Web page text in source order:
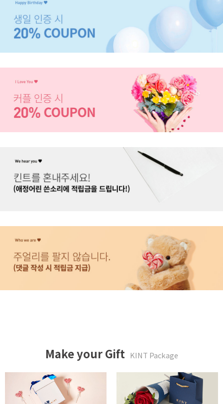
Make your Gift KINT Package